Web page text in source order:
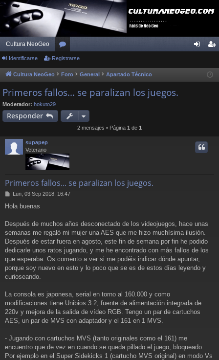
Cultura NeoGeo
or
os ist
Identificarse Registrarse
Cultura NeoGeo Foro General Apartado Técnico
Primeros fallos... se paralizan los juegos.
Moderador: hokuto29
Responder
2 mensajes • Página 1 de 1
supapep
Veterano
Primeros fallos... se paralizan los juegos.
M
n
a
Lun, 03 Sep 2018, 16:47
Hola buenas
Después de muchos años desconectado de los videojuegos, hace unas
semanas me regaló mi mujer una AES que me hizo muchísima ilusión.
Después de estar fuera en agosto, este fin de semana por fin he podido
dedicarle unos ratos jugando, y me he encontrado con más fallos de los
que esperaba. Os comento a ver si me podéis indicar dónde apuntar,
porque soy nuevo en esto y lo poco que se es de estos días leyendo y
curioseando.
La consola es japonesa, serial en torno al 160.000 y como
modificaciones tiene Unibios 3.2, fuente de alimentación integrada de
220v y mejora de la salida de vídeo RGB. Tengo un par de cartuchos
AES, un par de MVS con adaptador y el 161 en 1 MVS.
- Jugando con cartuchos MVS (tanto originales como el 161) me
encuentro que de vez en cuando se queda pillado el juego, bloqueado.
Por ejemplo en el Super Sidekicks 1 (cartucho MVS original) en modo Vs